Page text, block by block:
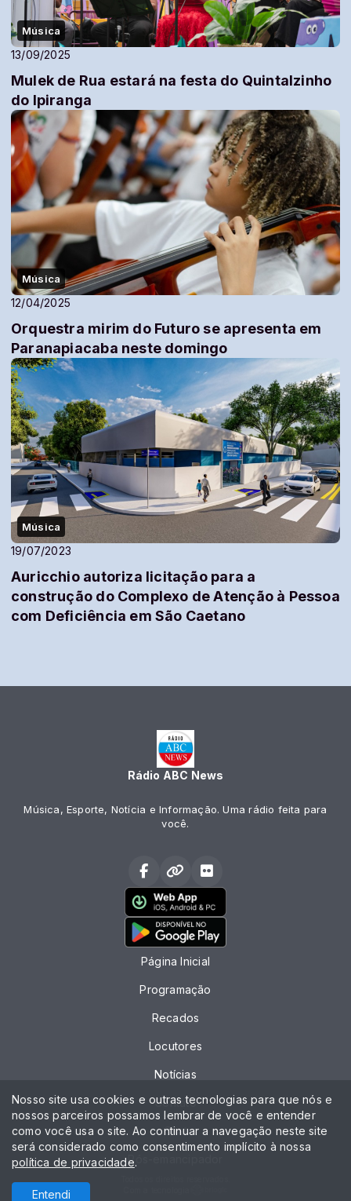
Música
13/09/2025
Mulek de Rua estará na festa do Quintalzinho
do Ipiranga
Música
12/04/2025
Orquestra mirim do Futuro se apresenta em
Paranapiacaba neste domingo
Música
19/07/2023
Auricchio autoriza licitação para a
construção do Complexo de Atenção à Pessoa
com Deficiência em São Caetano
Rádio ABC News
Música, Esporte, Notícia e Informação. Uma rádio feita para
você.
Página Inicial
Programação
Recados
Locutores
Notícias
Contato
Chat
Pós-emancipador
Nosso site usa cookies e outras tecnologias para que nós e
nossos parceiros possamos lembrar de você e entender
como você usa o site. Ao continuar a navegação neste site
será considerado como consentimento implícito à nossa
política de privacidade.
Entendi